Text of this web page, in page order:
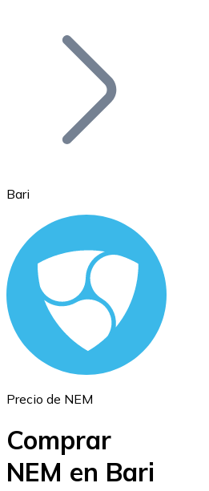
Bitcoin
Ethereum
ETH
Bari
Precio de NEM
Comprar
NEM en Bari